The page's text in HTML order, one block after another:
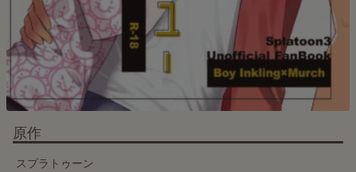
原作
スプラトゥーン